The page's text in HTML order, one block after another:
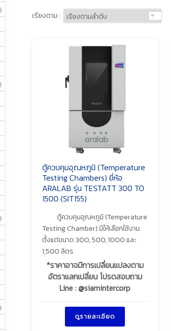
เรียงตาม :
ตู้ควบคุมอุณหภูมิ (Temperature
Testing Chambers) ยี่ห้อ
ARALAB รุ่น TESTATT 300 TO
1500 (SIT155)
ตู้ควบคุมอุณหภูมิ (Temperature
Testing Chamber) มีให้เลือกใช้งาน
ตั้งแต่ขนาด 300, 500, 1000 และ
1,500 ลิตร
*ราคาอาจมีการเปลี่ยนแปลงตาม
อัตราแลกเปลี่ยน โปรดสอบถาม
Line : @siamintercorp
ดูรายละเอียด